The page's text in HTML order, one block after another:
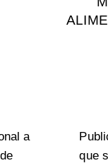
a
que